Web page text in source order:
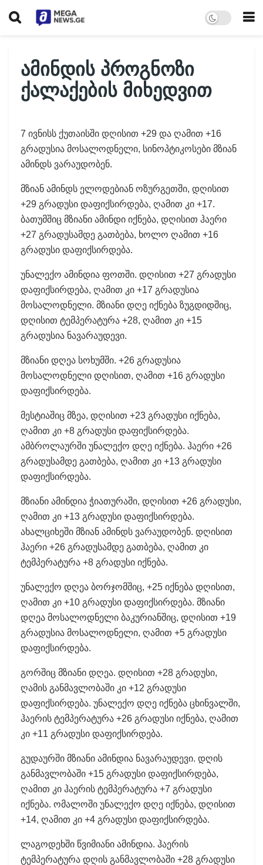
ამინდის პროგნოზი
ქალაქების მიხედვით
7 ივნისს ქუთაისში დღისით +29 და ღამით +16
გრადუსია მოსალოდნელი, სინოპტიკოსები მზიან
ამინდს ვარაუდობენ.
მზიან ამინდს ელოდებიან ოზურგეთში, დღისით
+29 გრადუსი დაფიქსირდება, ღამით კი +17.
ბათუმშიც მზიანი ამინდი იქნება, დღისით ჰაერი
+27 გრადუსამდე გათბება, ხოლო ღამით +16
გრადუსი დაფიქსირდება.
უნალექო ამინდია ფოთში. დღისით +27 გრადუსი
დაფიქსირდება, ღამით კი +17 გრადუსია
მოსალოდნელი. მზიანი დღე იქნება ზუგდიდშიც,
დღისით ტემპერატურა +28, ღამით კი +15
გრადუსია ნავარაუდევი.
მზიანი დღეა სოხუმში. +26 გრადუსია
მოსალოდნელი დღისით, ღამით +16 გრადუსი
დაფიქსირდება.
მესტიაშიც მზეა, დღისით +23 გრადუსი იქნება,
ღამით კი +8 გრადუსი დაფიქსირდება.
ამბროლაურში უნალექო დღე იქნება. ჰაერი +26
გრადუსამდე გათბება, ღამით კი +13 გრადუსი
დაფიქსირდება.
მზიანი ამინდია ჭიათურაში, დღისით +26 გრადუსი,
ღამით კი +13 გრადუსი დაფიქსირდება.
ახალციხეში მზიან ამინდს ვარაუდობენ. დღისით
ჰაერი +26 გრადუსამდე გათბება, ღამით კი
ტემპერატურა +8 გრადუსი იქნება.
უნალექო დღეა ბორჯომშიც, +25 იქნება დღისით,
ღამით კი +10 გრადუსი დაფიქსირდება. მზიანი
დღეა მოსალოდნელი ბაკურიანშიც, დღისით +19
გრადუსია მოსალოდნელი, ღამით +5 გრადუსი
დაფიქსირდება.
გორშიც მზიანი დღეა. დღისით +28 გრადუსი,
ღამის განმავლობაში კი +12 გრადუსი
დაფიქსირდება. უნალექო დღე იქნება ცხინვალში,
ჰაერის ტემპერატურა +26 გრადუსი იქნება, ღამით
კი +11 გრადუსი დაფიქსირდება.
გუდაურში მზიანი ამინდია ნავარაუდევი. დღის
განმავლობაში +15 გრადუსი დაფიქსირდება,
ღამით კი ჰაერის ტემპერატურა +7 გრადუსი
იქნება. ომალოში უნალექო დღე იქნება, დღისით
+14, ღამით კი +4 გრადუსი დაფიქსირდება.
ლაგოდეხში წვიმიანი ამინდია. ჰაერის
ტემპერატურა დღის განმავლობაში +28 გრადუსი